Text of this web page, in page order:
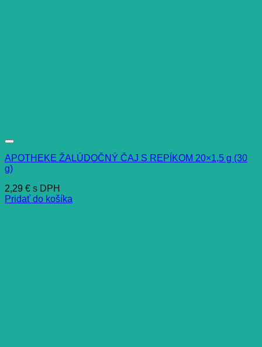
APOTHEKE ŽALÚDOČNÝ ČAJ S REPÍKOM 20×1,5 g (30
g)
2,29 € s DPH
Pridať do košíka